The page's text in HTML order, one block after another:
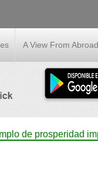
A View From Abroad
de prosperidad